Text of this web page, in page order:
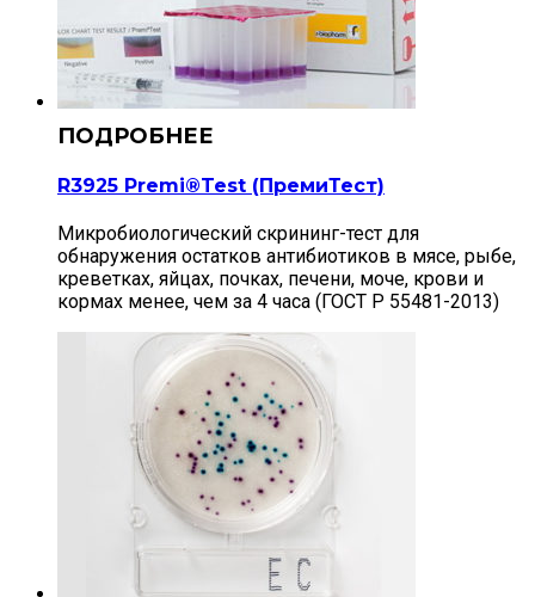
R3925 Premi®Test (ПремиТест)
Микробиологический скрининг-тест для
обнаружения остатков антибиотиков в мясе, рыбе,
креветках, яйцах, почках, печени, моче, крови и
кормах менее, чем за 4 часа (ГОСТ Р 55481-2013)